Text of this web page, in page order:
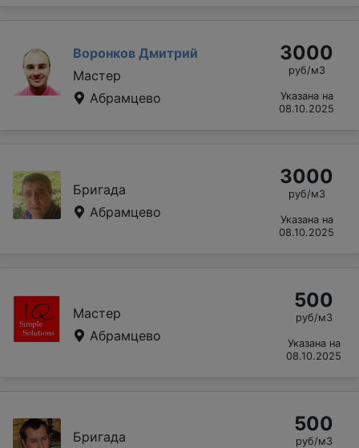
Воронков Дмитрий
Мастер
Абрамцево
3000
руб/м3
Указана на
08.10.2025
Бригада
Абрамцево
3000
руб/м3
Указана на
08.10.2025
Мастер
Абрамцево
500
руб/м3
Указана на
08.10.2025
Бригада
500
руб/м3